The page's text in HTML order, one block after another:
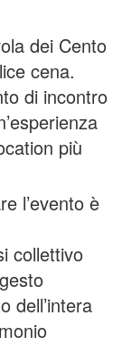
dei Cento
cena.
di incontro
più
l’evento è
collettivo
dell’intera